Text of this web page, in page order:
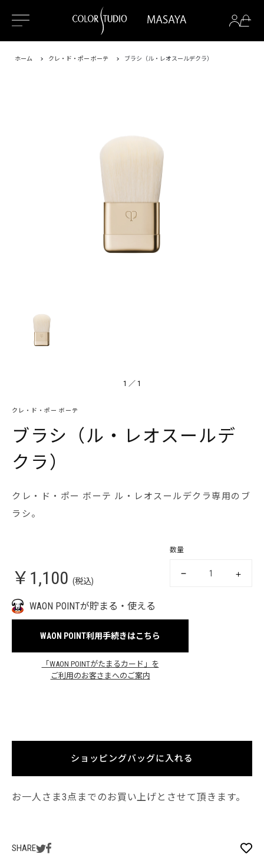
ホーム クレ・ド・ポー ボーテ ブラシ（ル・レオスールデクラ）
1 ／ 1
クレ・ド・ポー ボーテ
ブラシ（ル・レオスールデ
クラ）
クレ・ド・ポー ボーテ ル・レオスールデクラ専用のブ
ラシ。
￥1,100 (税込)
数量
WAON POINTが貯まる・使える
WAON POINT利用手続きはこちら
「WAON POINTがたまるカード」を
ご利用のお客さまへのご案内
ショッピングバッグに入れる
お一人さま3点までのお買い上げとさせて頂きます。
SHARE